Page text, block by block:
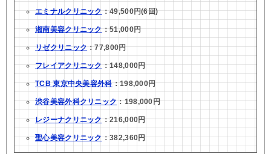
エミナルクリニック：49,500円(6回)
湘南美容クリニック：51,000円
リゼクリニック：77,800円
フレイアクリニック：148,000円
TCB 東京中央美容外科：198,000円
渋谷美容外科クリニック：198,000円
レジーナクリニック：216,000円
聖心美容クリニック：382,360円